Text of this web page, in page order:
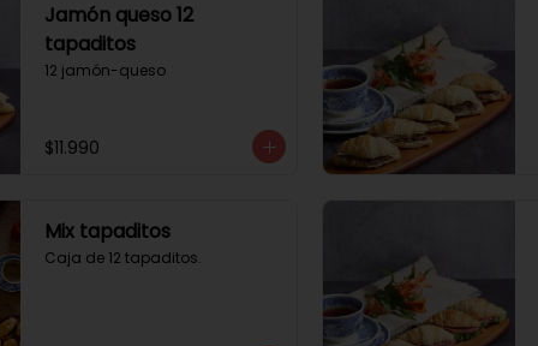
Jamón queso 12
tapaditos
12 jamón-queso
$11.990
Mix tapaditos
Caja de 12 tapaditos.